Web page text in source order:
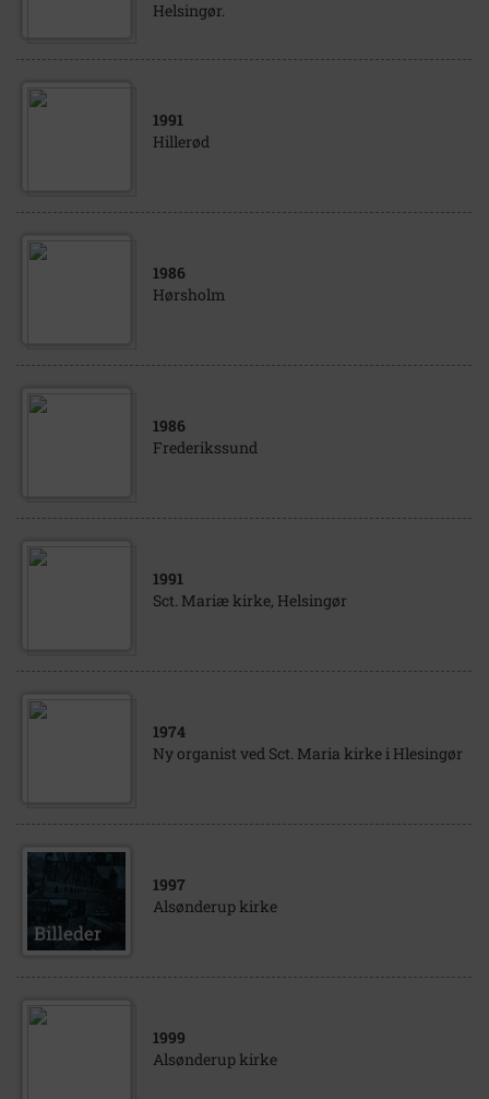
Helsingør.
1991
Hillerød
1986
Hørsholm
1986
Frederikssund
1991
Sct. Mariæ kirke, Helsingør
1974
Ny organist ved Sct. Maria kirke i Hlesingør
1997
Alsønderup kirke
1999
Alsønderup kirke